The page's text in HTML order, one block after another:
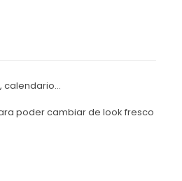
calendario...
poder cambiar de look fresco